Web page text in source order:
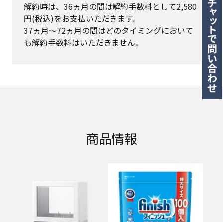
解約時は、36ヵ月の間は解約手数料として2,580
円(税込)をお支払いただきます。
37ヵ月〜72ヵ月の間はどのタイミングにおいて
も解約手数料はいただきません。
商品情報